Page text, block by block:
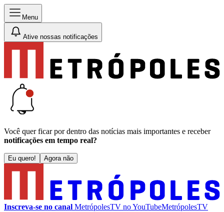
Menu
Ative nossas notificações
Você quer ficar por dentro das notícias mais importantes e receber
notificações em tempo real?
Eu quero! Agora não
Inscreva-se no canal MetrópolesTV noYouTubeMetrópolesTV